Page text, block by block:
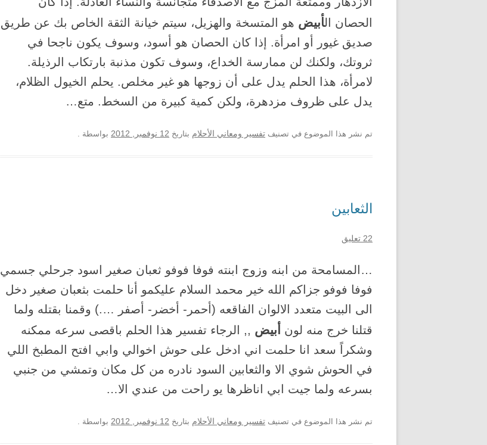
الحصان الأبيض هو المتسخة والهزيل، سيتم خيانة الثقة الخاص بك عن طريق
صديق غيور أو امرأة. إذا كان الحصان هو أسود، وسوف يكون ناجحا في
ثروتك، ولكنك لن ممارسة الخداع، وسوف تكون مذنبة بارتكاب الرذيلة.
لامرأة، هذا الحلم يدل على أن زوجها هو غير مخلص. يحلم الخيول الظلام،
يدل على ظروف مزدهرة، ولكن كمية كبيرة من السخط. متع…
تم نشر هذا الموضوع في تصنيف تفسير ومعاني الأحلام بتاريخ 12 نوفمبر, 2012 بواسطة .
الثعابين
22 تعليق
…المسامحة من ابنه وزوج ابنته فوفا فوفو ثعبان صغير اسود جرحلي جسمي
فوفا فوفو جزاكم الله خير محمد السلام عليكمو أنا حلمت بثعبان صغير دخل
الى البيت متعدد الالوان الفاقعه (أحمر- أخضر- أصفر ….) وقمنا بقتله ولما
قتلنا خرج منه لون
أبيض ,, الرجاء تفسير هذا الحلم باقصى سرعه ممكنه
وشكراً سعد انا حلمت اني ادخل على حوش اخوالي وابي افتح المطبخ اللي
في الحوش شوي الا والثعابين السود نادره من كل مكان وتمشي من جنبي
بسرعه ولما جيت ابي اناظرها يو راحت من عندي الا…
تم نشر هذا الموضوع في تصنيف تفسير ومعاني الأحلام بتاريخ 12 نوفمبر, 2012 بواسطة .